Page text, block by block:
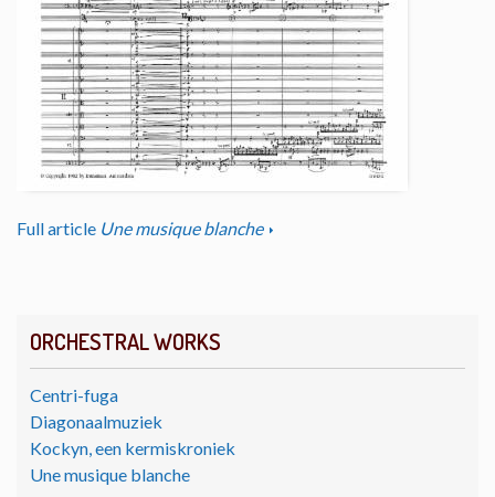
ORCHESTRAL WORKS
Centri-fuga
Diagonaalmuziek
Kockyn, een kermiskroniek
Une musique blanche
Full article Une musique blanche